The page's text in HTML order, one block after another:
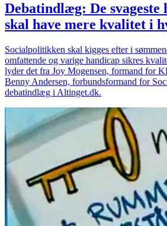
Debatindlæg: De svageste
skal have mere kvalitet i
Socialpolitikken skal kigges efter i
omfattende og varige handicap sikres
lyder det fra Joy Mogensen, formand for
Benny Andersen, forbundsformand for
debatindlæg i Altinget.dk.